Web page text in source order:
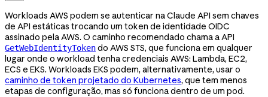
Workloads AWS podem se autenticar na Claude API sem chaves
de API estáticas trocando um token de identidade OIDC
assinado pela AWS. O caminho recomendado chama a API
GetWebIdentityTokendo AWS STS, que funciona em qualquer
lugar onde o workload tenha credenciais AWS: Lambda, EC2,
ECS e EKS. Workloads EKS podem, alternativamente, usar o
caminho de token projetado do Kubernetes, que tem menos
etapas de configuração, mas só funciona dentro de um pod.